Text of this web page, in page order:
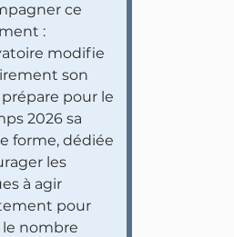
ce
:
modifie
son
pour le
2026 sa
forme, dédiée
les
à agir
pour
nombre